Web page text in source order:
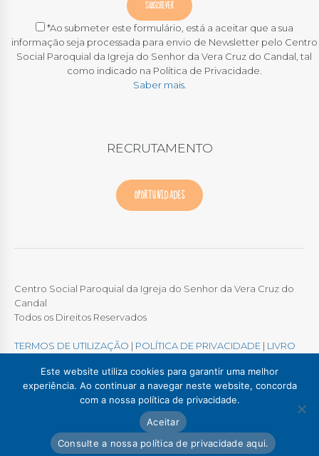
*Ao submeter este formulário, está a aceitar que a sua
informação seja processada para envio de Newsletter pelo Centro
Social Paroquial da Igreja do Senhor da Vera Cruz do Candal, tal
como indicado na Política de Privacidade.
Saber mais.
RECRUTAMENTO
OPORTUNIDADES
Centro Social Paroquial da Igreja do Senhor da Vera Cruz do
Candal
Todos os Direitos Reservados
TERMOS DE UTILIZAÇÃO | POLÍTICA DE PRIVACIDADE | LIVRO
Colégio / Creche Candal
Creche Madalena
Creche Afurada
Lar Padre Alves Correia
Este website utiliza cookies para garantir uma melhor
experiência. Ao continuar a navegar neste website, concorda
com a nossa política de privacidade.
Aceitar
Consulte a nossa política de privacidade aqui.